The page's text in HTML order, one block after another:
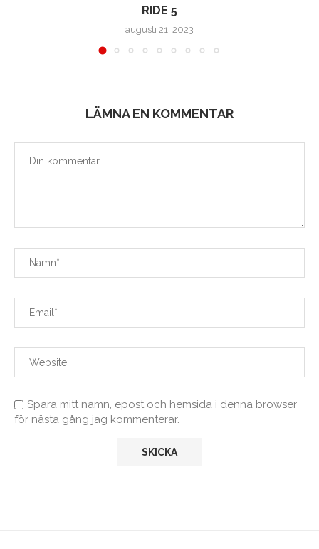
RIDE 5
augusti 21, 2023
LÄMNA EN KOMMENTAR
Spara mitt namn, epost och hemsida i denna browser
för nästa gång jag kommenterar.